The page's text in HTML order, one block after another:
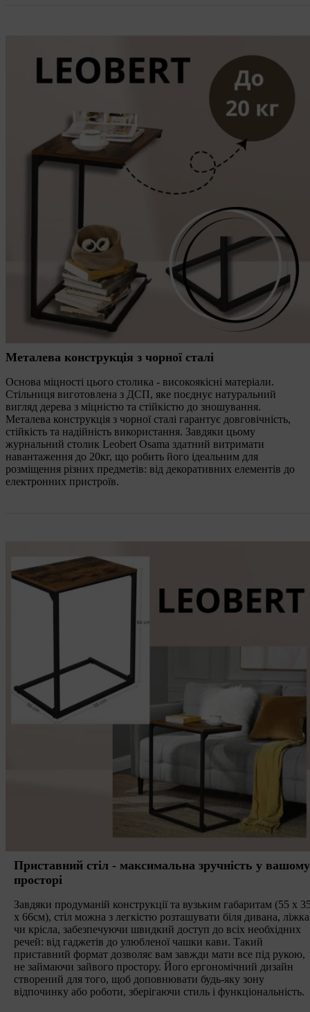
Металева конструкція з чорної сталі
Основа міцності цього столика - високоякісні матеріали.
Стільниця виготовлена з ДСП, яке поєднує натуральний
вигляд дерева з міцністю та стійкістю до зношування.
Металева конструкція з чорної сталі гарантує довговічність,
стійкість та надійність використання. Завдяки цьому
журнальний столик Leobert Osama здатний витримати
навантаження до 20кг, що робить його ідеальним для
розміщення різних предметів: від декоративних елементів до
електронних пристроїв.
Приставний стіл - максимальна зручність у вашому
просторі
Завдяки продуманій конструкції та вузьким габаритам (55 х
х 66см), стіл можна з легкістю розташувати біля дивана, ліжка
чи крісла, забезпечуючи швидкий доступ до всіх необхідних
речей: від гаджетів до улюбленої чашки кави. Такий
приставний формат дозволяє вам завжди мати все під рукою,
не займаючи зайвого простору. Його ергономічний дизайн
створений для того, щоб доповнювати будь-яку зону
відпочинку або роботи, зберігаючи стиль і функціональність.